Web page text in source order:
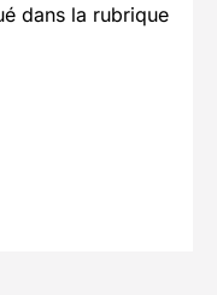
dans la rubrique